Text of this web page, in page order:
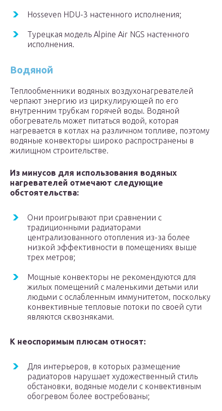
Hosseven HDU-3 настенного исполнения;
Турецкая модель Alpine Air NGS настенного
исполнения.
Водяной
Теплообменники водяных воздухонагревателей
черпают энергию из циркулирующей по его
внутренним трубкам горячей воды. Водяной
обогреватель может питаться водой, которая
нагревается в котлах на различном топливе, поэтому
водяные конвекторы широко распространены в
жилищном строительстве.
Из минусов для использования водяных
нагревателей отмечают следующие
обстоятельства:
Они проигрывают при сравнении с
традиционными радиаторами
централизованного отопления из-за более
низкой эффективности в помещениях выше
трех метров;
Мощные конвекторы не рекомендуются для
жилых помещений с маленькими детьми или
людьми с ослабленным иммунитетом, поскольку
конвективные тепловые потоки по своей сути
являются сквозняками.
К неоспоримым плюсам относят:
Для интерьеров, в которых размещение
радиаторов нарушает художественный стиль
обстановки, водяные модели с конвективным
обогревом более востребованы;